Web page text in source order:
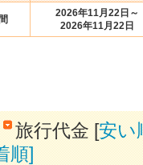
2026年11月22日～
2026年11月22日
旅行代金 [安い
順]